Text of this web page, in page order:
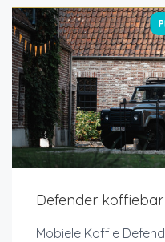
Defender koffiebar
Mobiele Koffie